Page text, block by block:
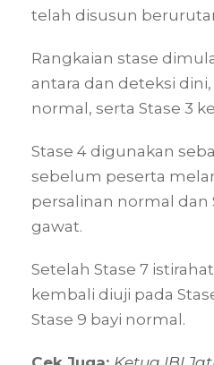
telah disusun
Rangkaian stase
antara dan deteksi
normal, serta Stase 3
Stase 4 digunakan
sebelum peserta
persalinan normal dan
gawat.
Setelah Stase 7
kembali diuji pada
Stase 9 bayi normal.